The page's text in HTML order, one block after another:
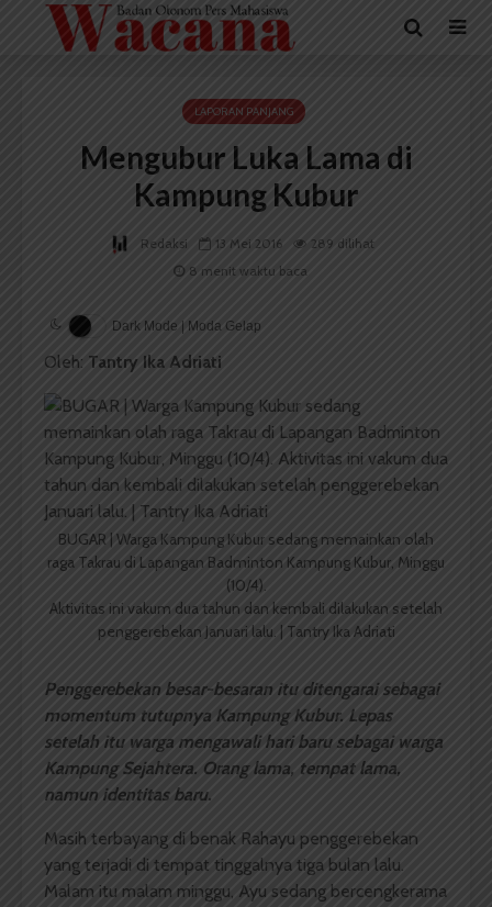
LAPORAN PANJANG
Mengubur Luka Lama di
Kampung Kubur
Redaksi 13 Mei 2016
289 dilihat
8 menit waktu baca
Dark Mode | Moda Gelap
Oleh: Tantry Ika Adriati
BUGAR | Warga Kampung Kubur sedang memainkan olah
raga Takrau di Lapangan Badminton Kampung Kubur, Minggu
(10/4).
Aktivitas ini vakum dua tahun dan kembali dilakukan setelah
penggerebekan Januari lalu. | Tantry Ika Adriati
Penggerebekan besar-besaran itu ditengarai sebagai
momentum tutupnya Kampung Kubur. Lepas
setelah itu warga mengawali hari baru sebagai warga
Kampung Sejahtera. Orang lama, tempat lama,
namun identitas baru.
Masih terbayang di benak Rahayu penggerebekan
yang terjadi di tempat tinggalnya tiga bulan lalu.
Malam itu malam minggu, Ayu sedang bercengkerama